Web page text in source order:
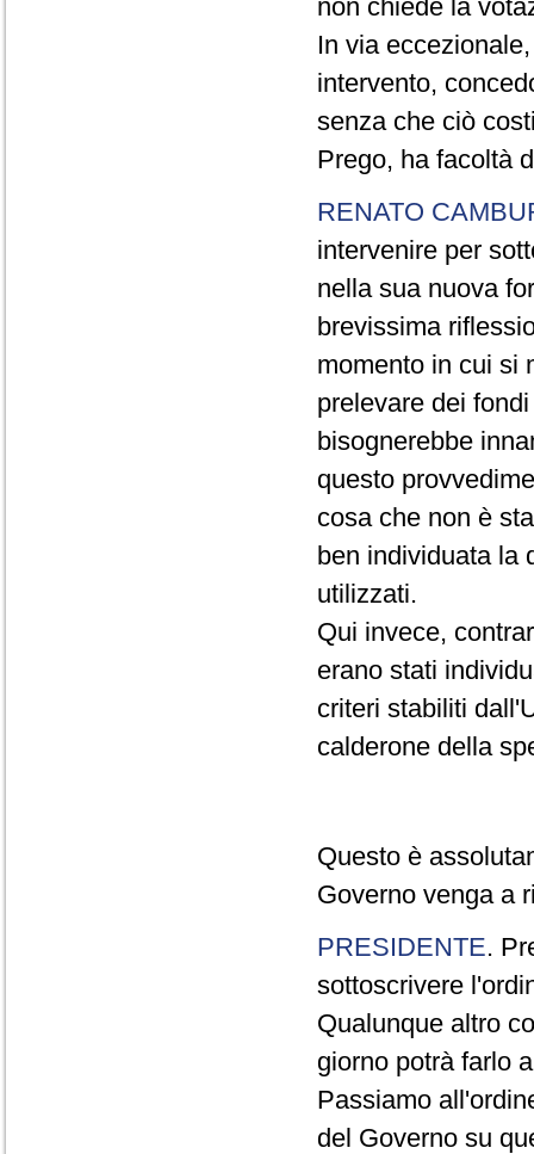
non chiede la
In via
intervento,
senza che ciò
Prego, ha facoltà
RENATO
intervenire per
nella sua nuova
brevissima
momento in cui si
prelevare dei
bisognerebbe
questo
cosa che non è
ben individuata la
utilizzati.
Qui invece,
erano stati
criteri stabiliti
calderone della
Questo è
Governo venga a
PRESIDENTE.
sottoscrivere
Qualunque altro
giorno potrà farlo
Passiamo
del Governo su